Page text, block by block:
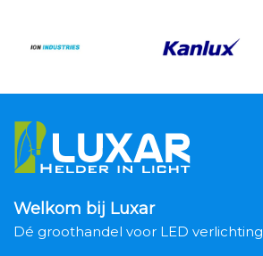
Welkom bij Luxar
Dé groothandel voor LED verlichting